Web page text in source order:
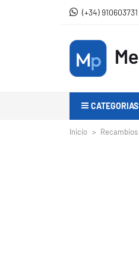
(+34) 910603731
CATEGORIAS
Inicio Recambios